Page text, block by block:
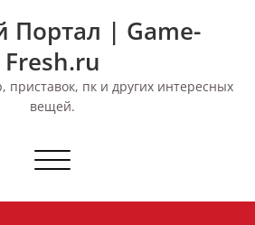
Портал | Game-
Fresh.ru
приставок, пк и других интересных
вещей.
Переключить